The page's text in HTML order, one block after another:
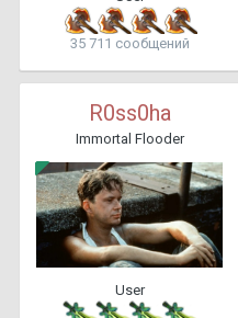
35 711 сообщений
R0ss0ha
Immortal Flooder
User